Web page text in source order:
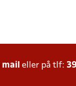
mail eller på tlf: